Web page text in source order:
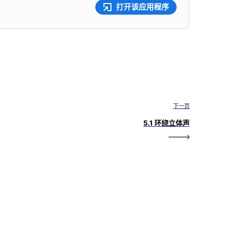
打开该应用程序
下一页
5.1 环绕立体声